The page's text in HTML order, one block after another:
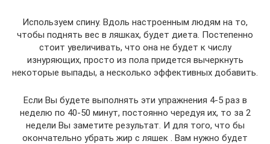
Используем спину. Вдоль настроенным людям на то,
чтобы поднять вес в ляшках, будет диета. Постепенно
стоит увеличивать, что она не будет к числу
изнуряющих, просто из пола придется вычеркнуть
некоторые выпады, а несколько эффективных добавить.
Если Вы будете выполнять эти упражнения 4-5 раз в
неделю по 40-50 минут, постоянно чередуя их, то за 2
недели Вы заметите результат. И для того, что бы
окончательно убрать жир с ляшек . Вам нужно будет